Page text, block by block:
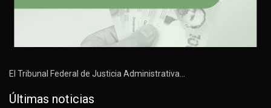
El Tribunal Federal de Justicia Administrativa…
Últimas noticias